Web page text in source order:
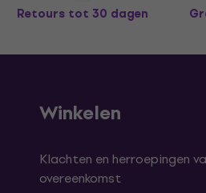
Retours tot 30 dagen
Winkelen
Klachten en herroepingen
overeenkomst